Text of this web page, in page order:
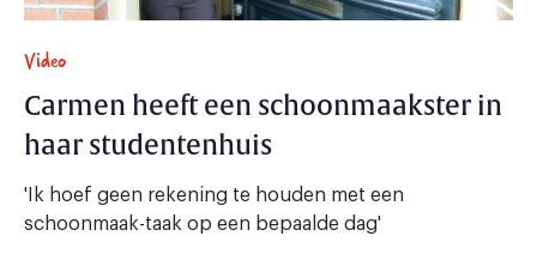
Video
Carmen heeft een schoonmaakster in
haar studentenhuis
'Ik hoef geen rekening te houden met een
schoonmaak-taak op een bepaalde dag'